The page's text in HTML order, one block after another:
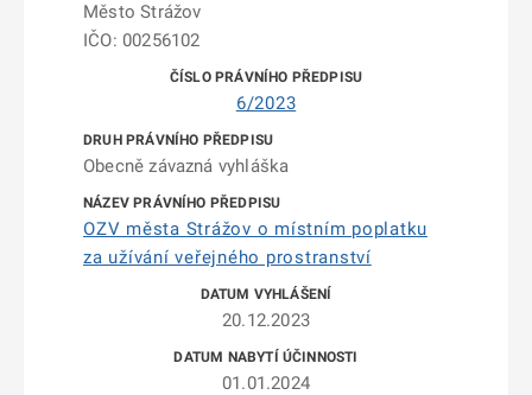
Město Strážov
IČO: 00256102
6/2023
Obecně závazná vyhláška
OZV města Strážov o místním poplatku
za užívání veřejného prostranství
20.12.2023
01.01.2024